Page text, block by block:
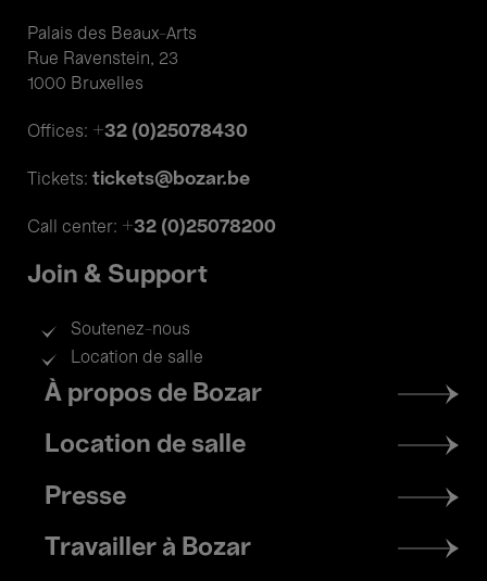
Palais des Beaux-Arts
Rue Ravenstein, 23
1000 Bruxelles
Offices: +32 (0)25078430
Tickets: tickets@bozar.be
Call center: +32 (0)25078200
Join & Support
Soutenez-nous
Location de salle
Footer
menu
À propos de Bozar
Location de salle
Presse
Travailler à Bozar